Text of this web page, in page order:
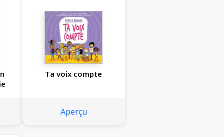
Ta voix compte
Aperçu